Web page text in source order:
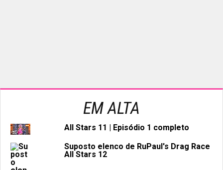
EM ALTA
All Stars 11 | Episódio 1 completo
Suposto elenco de RuPaul's Drag Race
All Stars 12